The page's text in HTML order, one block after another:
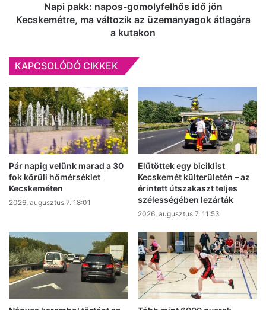
üzemanyagok
Napi pakk: napos-gomolyfelhős idő jön
Kecskemétre, ma változik az üzemanyagok átlagára
a kutakon
KAPCSOLÓDÓ CIKKEK
Pár napig velünk marad a 30
fok körüli hőmérséklet
Kecskeméten
2026, augusztus 7. 18:01
Elütöttek egy biciklist
Kecskemét külterületén – az
érintett útszakaszt teljes
szélességében lezárták
2026, augusztus 7. 11:53